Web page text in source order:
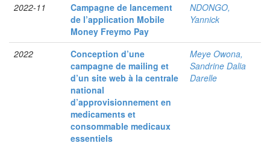
2022-11
Campagne de lancement
de l’application Mobile
Money Freymo Pay
NDONGO,
Yannick
2022
Conception d’une
campagne de mailing et
d’un site web à la centrale
national
d’approvisionnement en
medicaments et
consommable medicaux
essentiels
Meye Owona,
Sandrine Dalia
Darelle